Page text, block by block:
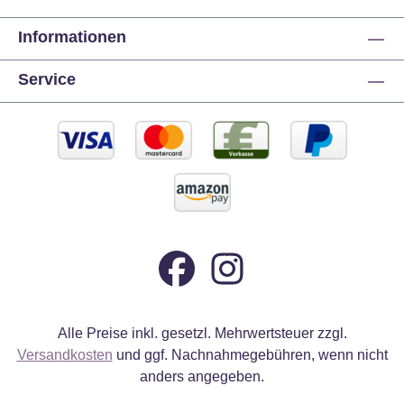
Informationen
Service
Alle Preise inkl. gesetzl. Mehrwertsteuer zzgl.
Versandkosten und ggf. Nachnahmegebühren, wenn nicht
anders angegeben.